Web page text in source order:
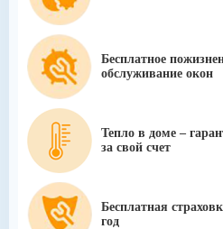
Бесплатное
обслуживание окон
Тепло в доме –
за свой счет
Бесплатная
год